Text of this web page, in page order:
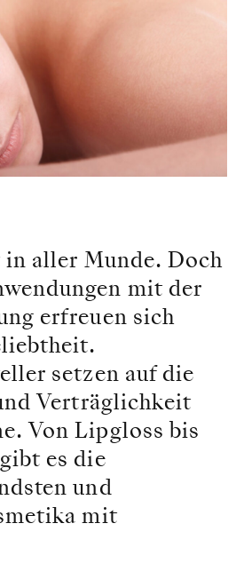
in aller Munde. Doch
mit der
erfreuen sich
setzen auf die
Verträglichkeit
Von Lipgloss bis
es die
und
mit